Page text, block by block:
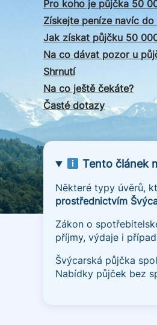
Pro koho je půjčka 50
Získejte peníze navíc do
Jak získat půjčku 50
Na co dávat pozor u
Shrnutí
Na co ještě čekáte?
Časté dotazy
Tento článek
Některé typy úvěrů,
prostřednictvím
Zákon o
příjmy, výdaje i
Švýcarská půjčka
Nabídky půjček bez